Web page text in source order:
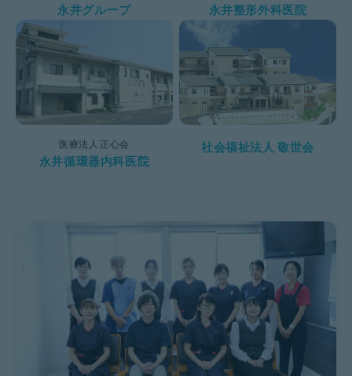
永井グループ 永井整形外科医院
医療法人 正心会
永井循環器内科医院
社会福祉法人 敬世会